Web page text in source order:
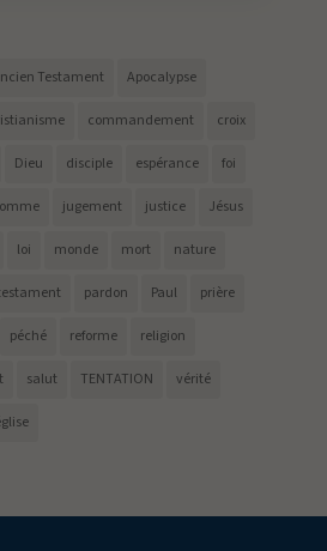
Testament Apocalypse
commandement croix
Dieu disciple espérance foi
jugement justice Jésus
loi monde mort nature
pardon Paul prière
péché reforme religion
salut TENTATION vérité